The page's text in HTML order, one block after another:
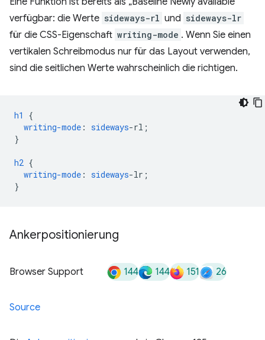
verfügbar: die Werte sideways-rl und sideways-lr
für die CSS-Eigenschaft writing-mode . Wenn Sie einen
vertikalen Schreibmodus nur für das Layout verwenden,
sind die seitlichen Werte wahrscheinlich die richtigen.
h1
{
writing-mode : sideways-rl ;
}
h2 {
writing-mode : sideways-lr ;
}
Ankerpositionierung
Browser Support 144 144 151 26
Source